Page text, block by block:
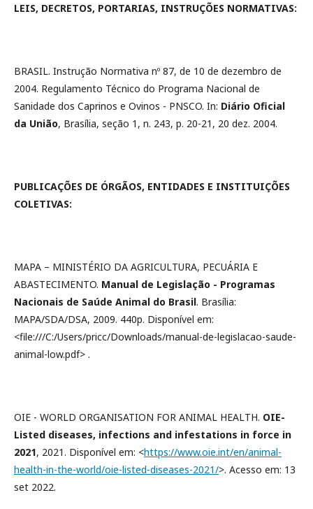
LEIS, DECRETOS, PORTARIAS, INSTRUÇÕES NORMATIVAS:
BRASIL. Instrução Normativa nº 87, de 10 de dezembro de
2004. Regulamento Técnico do Programa Nacional de
Sanidade dos Caprinos e Ovinos - PNSCO. In: Diário Oficial
da União, Brasília, seção 1, n. 243, p. 20-21, 20 dez. 2004.
PUBLICAÇÕES DE ÓRGÃOS, ENTIDADES E INSTITUIÇÕES
COLETIVAS:
MAPA – MINISTÉRIO DA AGRICULTURA, PECUÁRIA E
ABASTECIMENTO. Manual de Legislação - Programas
Nacionais de Saúde Animal do Brasil. Brasília:
MAPA/SDA/DSA, 2009. 440p. Disponível em:
<file:///C:/Users/pricc/Downloads/manual-de-legislacao-saude-
animal-low.pdf> .
OIE - WORLD ORGANISATION FOR ANIMAL HEALTH. OIE-
Listed diseases, infections and infestations in force in
2021, 2021. Disponível em: <https://www.oie.int/en/animal-
health-in-the-world/oie-listed-diseases-2021/>. Acesso em: 13
set 2022.